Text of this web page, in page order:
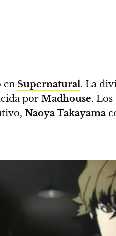
en Supernatural. La
por Madhouse. Los
Naoya Takayama